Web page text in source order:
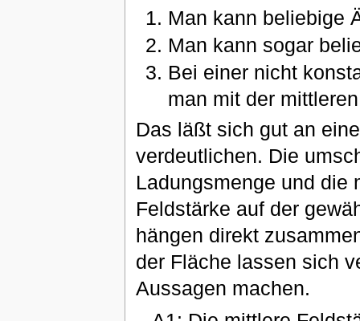
Man kann beliebige
Man kann sogar
Bei einer nicht
man mit der
Das läßt sich gut an
verdeutlichen. Die
Ladungsmenge und die
Feldstärke auf der
hängen direkt
der Fläche lassen sich
Aussagen machen.